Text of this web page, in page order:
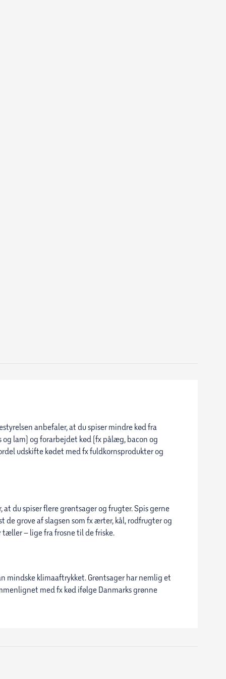
anbefaler, at du spiser mindre kød fra
og lam) og forarbejdet kød (fx pålæg, bacon og
udskifte kødet med fx fuldkornsprodukter og
at du spiser flere grøntsager og frugter. Spis gerne
de grove af slagsen som fx ærter, kål, rodfrugter og
– lige fra frosne til de friske.
mindske klimaaftrykket. Grøntsager har nemlig et
med fx kød ifølge Danmarks grønne